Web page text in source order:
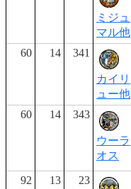
ミジュ
マル他
60 14 341
カイリ
ュー他
60 14 343
ウーラ
オス
92
13 23